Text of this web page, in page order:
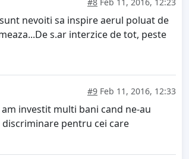
nevoiti sa inspire aerul poluat de
s.ar interzice de tot, peste
#9 Feb 11, 2016, 12:33
investit multi bani cand ne-au
pentru cei care